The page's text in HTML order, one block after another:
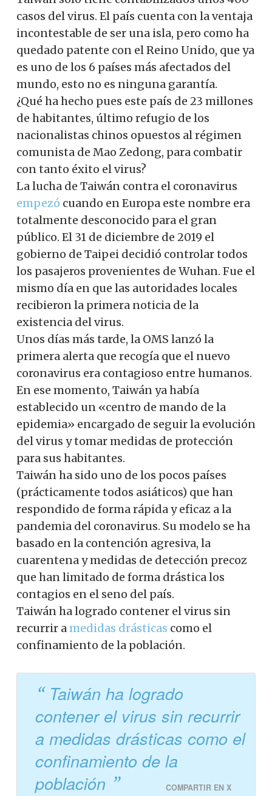
casos del virus. El país cuenta con la ventaja
incontestable de ser una isla, pero como ha
quedado patente con el Reino Unido, que ya
es uno de los 6 países más afectados del
mundo, esto no es ninguna garantía.
¿Qué ha hecho pues este país de 23 millones
de habitantes, último refugio de los
nacionalistas chinos opuestos al régimen
comunista de Mao Zedong, para combatir
con tanto éxito el virus?
La lucha de Taiwán contra el coronavirus
empezó cuando en Europa este nombre era
totalmente desconocido para el gran
público. El 31 de diciembre de 2019 el
gobierno de Taipei decidió controlar todos
los pasajeros provenientes de Wuhan. Fue el
mismo día en que las autoridades locales
recibieron la primera noticia de la
existencia del virus.
Unos días más tarde, la OMS lanzó la
primera alerta que recogía que el nuevo
coronavirus era contagioso entre humanos.
En ese momento, Taiwán ya había
establecido un «centro de mando de la
epidemia» encargado de seguir la evolución
del virus y tomar medidas de protección
para sus habitantes.
Taiwán ha sido uno de los pocos países
(prácticamente todos asiáticos) que han
respondido de forma rápida y eficaz a la
pandemia del coronavirus. Su modelo se ha
basado en la contención agresiva, la
cuarentena y medidas de detección precoz
que han limitado de forma drástica los
contagios en el seno del país.
Taiwán ha logrado contener el virus sin
recurrir amedidas drásticas como el
confinamiento de la población.
Taiwán ha logrado
contener el virus sin recurrir
a medidas drásticas como el
confinamiento de la
población
COMPARTIR EN X